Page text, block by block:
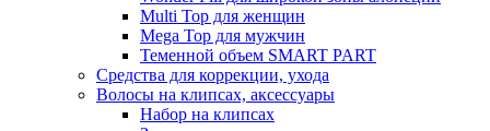
Multi Top для женщин
Mega Top для мужчин
Теменной объем SMART PART
Средства для коррекции, ухода
Волосы на клипсах, аксессуары
Набор на клипсах